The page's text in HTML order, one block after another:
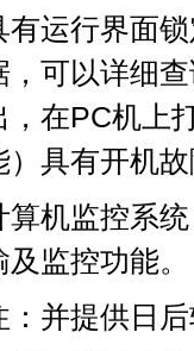
有运行界面锁
，可以详
，在PC
）具有开机故
算机监控系统
监控功能。
：并提供日